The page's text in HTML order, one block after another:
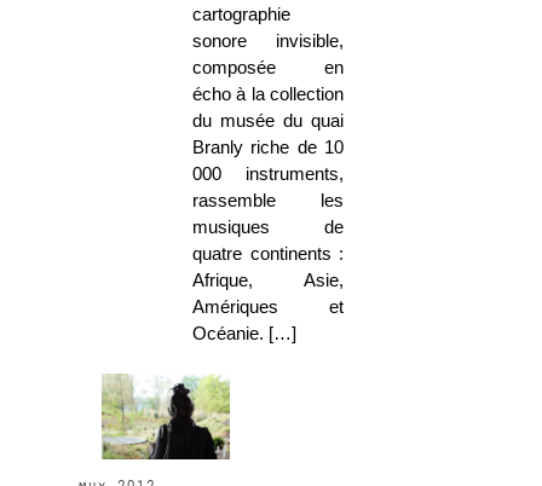
cartographie
sonore invisible,
composée en
écho à la collection
du musée du quai
Branly riche de 10
000 instruments,
rassemble les
musiques de
quatre continents :
Afrique, Asie,
Amériques et
Océanie. […]